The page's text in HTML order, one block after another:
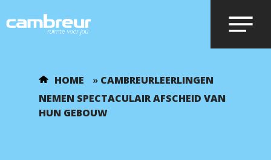
Voer je zoekopdracht in en druk op
HOME » CAMBREURLEERLINGEN
NEMEN SPECTACULAIR AFSCHEID VAN
HUN GEBOUW